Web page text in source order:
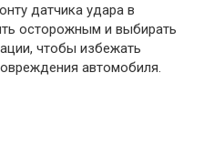
датчика удара в
осторожным и выбирать
чтобы избежать
автомобиля.